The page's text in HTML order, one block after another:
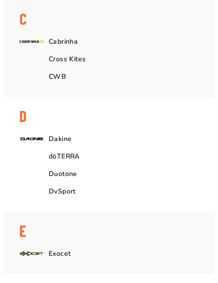
C
Cabrinha
Cross Kites
CWB
D
Dakine
dōTERRA
Duotone
DvSport
E
Exocet